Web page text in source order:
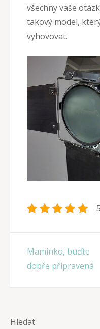
všechny vaše
takový model,
vyhovovat.
Navigace
pro
Maminko, buďte
dobře připravená
Hledat